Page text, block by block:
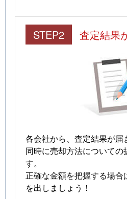
STEP2 査定結果
各会社から、査定結果が届
同時に売却方法についての
す。
正確な金額を把握する場合
を出しましょう！